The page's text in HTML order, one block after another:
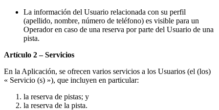
La información del Usuario relacionada con su perfil
(apellido, nombre, número de teléfono) es visible para un
Operador en caso de una reserva por parte del Usuario de una
pista.
Artículo 2 – Servicios
En la Aplicación, se ofrecen varios servicios a los Usuarios (el (los)
« Servicio (s) »), que incluyen en particular:
la reserva de pistas; y
la reserva de la pista.